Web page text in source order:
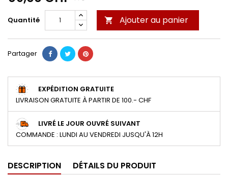
Quantité  Ajouter au panier
Partager
EXPÉDITION GRATUITE
LIVRAISON GRATUITE À PARTIR DE 100.- CHF
LIVRÉ LE JOUR OUVRÉ SUIVANT
COMMANDE : LUNDI AU VENDREDI JUSQU'À 12H
DESCRIPTION DÉTAILS DU PRODUIT